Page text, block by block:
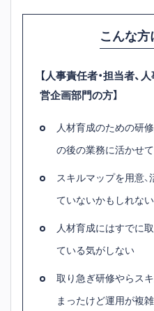
こんな
【人事責任者・担当者、
営企画部門の方】
人材育成のための研
の後の業務に活かせ
スキルマップを用意、
ていないかもしれない
人材育成にはすでに
ている気がしない
取り急ぎ研修やらス
まったけど運用が複